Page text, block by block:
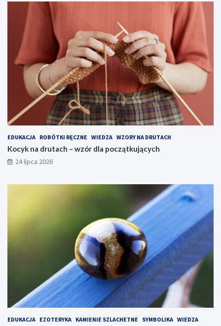
EDUKACJA ROBÓTKI RĘCZNE WIEDZA WZORY NA DRUTACH
Kocyk na drutach – wzór dla początkujących
24 lipca 2026
EDUKACJA EZOTERYKA KAMIENIE SZLACHETNE SYMBOLIKA WIEDZA